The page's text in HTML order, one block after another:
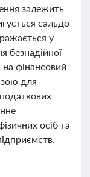
залежить
сальдо
у
безнадійної
на фінансовий
для
осіб та